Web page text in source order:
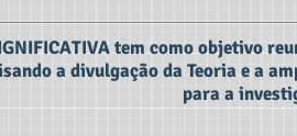
tem como objetivo
a divulgação da Teoria e a
para a